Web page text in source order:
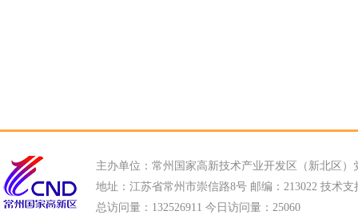
主办单位：常州国家高新技术产业开发区（新北区）
地址：江苏省常州市崇信路8号 邮编：213022 技术支
总访问量： 132526911 今日访问量： 25060